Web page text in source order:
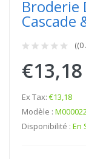
Broderie
Cascade
((0
€13,18
Ex Tax: €13,18
Modèle :
Disponibilité : En